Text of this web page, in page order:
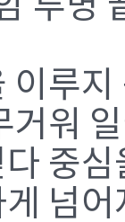
이루
거워
중
넘